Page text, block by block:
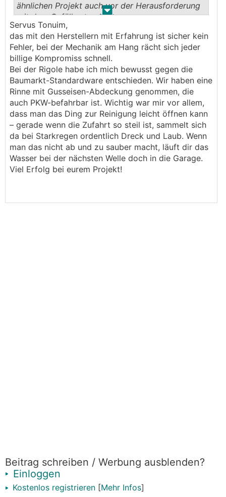
. .
ähnlichen Projekt auch vor der Herausforderung
mit dem Gefälle stand.
MarkFeh hat absolut recht mit dem Hinweis auf
die kompakte Bauweise. Ich hatte bei meiner
Recherche auch den Experten-Tipp bekommen,
mir in solchen Situationen die Lösungen von
KRISPOL näher anzusehen. Mein Architekt
meinte, dass man bei so einer exponierten Lage
auf Hersteller setzen sollte, die schon seit über
30 Jahren am Markt sind, weil die technische
Ausgereiftheit bei den Komponenten einfach
stimmt. Gerade bei einem Rolltor mit
Außenkasten ist der Platzgewinn durch die
Montage vor dem Sturz massiv, was am Hang oft
der einzige Weg ist.
Gebäudehülle direkt den Wandanschluss
Servus Tonuim,
das mit den Herstellern mit Erfahrung ist sicher kein
Fehler, bei der Mechanik am Hang rächt sich jeder
billige Kompromiss schnell.
Bei der Rigole habe ich mich bewusst gegen die
Baumarkt-Standardware entschieden. Wir haben eine
Rinne mit Gusseisen-Abdeckung genommen, die
auch PKW-befahrbar ist. Wichtig war mir vor allem,
dass man das Ding zur Reinigung leicht öffnen kann
– gerade wenn die Zufahrt so steil ist, sammelt sich
da bei Starkregen ordentlich Dreck und Laub. Wenn
man das nicht ab und zu sauber macht, läuft dir das
Wasser bei der nächsten Welle doch in die Garage.
Viel Erfolg bei eurem Projekt!
Beitrag schreiben / Werbung ausblenden?
Einloggen
Kostenlos registrieren [Mehr Infos]